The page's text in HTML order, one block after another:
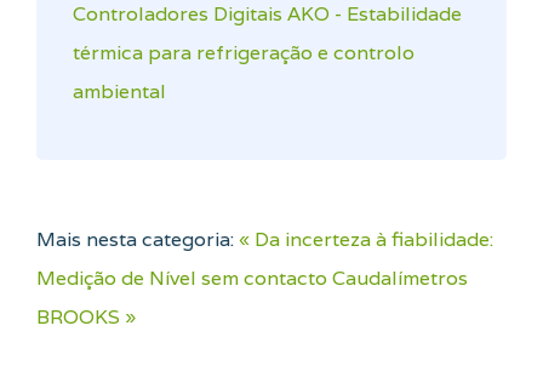
Controladores Digitais AKO - Estabilidade
térmica para refrigeração e controlo
ambiental
Mais nesta categoria:« Da incerteza à fiabilidade:
Medição de Nível sem contacto Caudalímetros
BROOKS »